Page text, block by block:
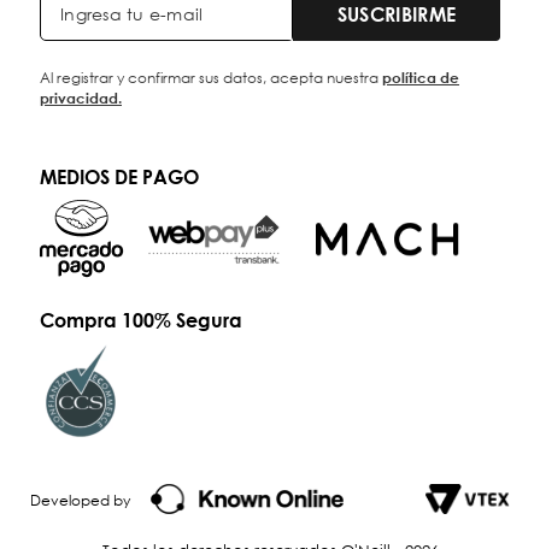
SUSCRIBIRME
Al registrar y confirmar sus datos, acepta nuestrapolítica de
privacidad.
MEDIOS DE PAGO
Compra 100% Segura
Developed by